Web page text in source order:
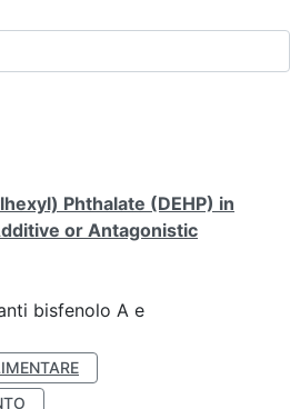
Phthalate (DEHP) in
or Antagonistic
bisfenolo A e